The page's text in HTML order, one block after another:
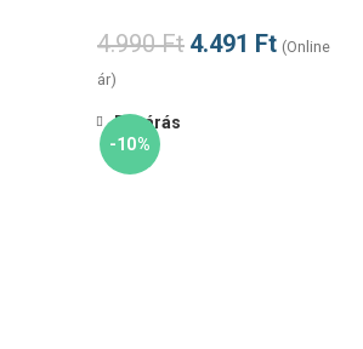
4.990Ft 4.491 Ft (Online
ár)
-10%
Bezárás